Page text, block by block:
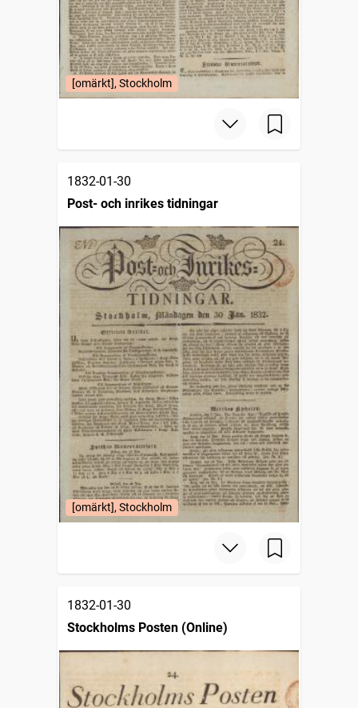
[omärkt], Stockholm
1832-01-30
Post- och inrikes tidningar
[omärkt], Stockholm
1832-01-30
Stockholms Posten (Online)